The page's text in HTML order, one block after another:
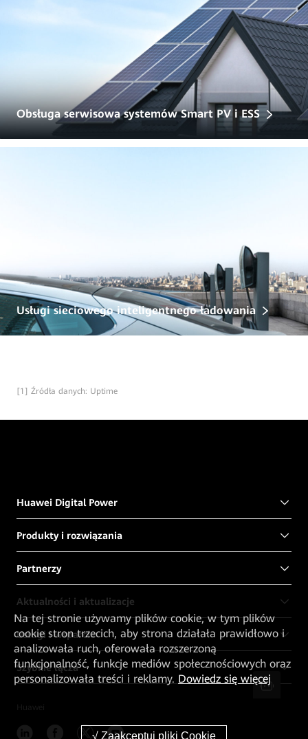
Obsługa serwisowa systemów Smart PV i ESS
Usługi sieciowego inteligentnego ładowania
[1] Źródła danych: Uptime
Huawei Digital Power
Produkty i rozwiązania
Partnerzy
Aktualności i aktualizacje
Usługi i wsparcie
Szybkie łącza
Na tej stronie używamy plików cookie, w tym plików
cookie stron trzecich, aby strona działała prawidłowo i
analizowała ruch, oferowała rozszerzoną
funkcjonalność, funkcje mediów społecznościowych oraz
personalizowała treści i reklamy. Dowiedz się więcej